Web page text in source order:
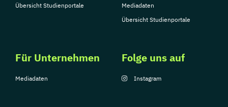
Übersicht Studienportale
Mediadaten
Übersicht Studienportale
Für Unternehmen
Mediadaten
Folge uns auf
Instagram